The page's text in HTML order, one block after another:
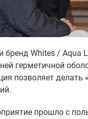
бренд Whites / Aqua
герметичной
позволяет
прошло с